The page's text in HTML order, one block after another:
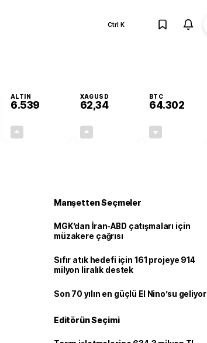
Ctrl K
ALTIN
6.539
XAGUSD
62,34
BTC
64.302
Manşetten Seçmeler
MGK’dan İran-ABD çatışmaları için
müzakere çağrısı
Sıfır atık hedefi için 161 projeye 914
milyon liralık destek
Son 70 yılın en güçlü El Nino’su geliyor
Editörün Seçimi